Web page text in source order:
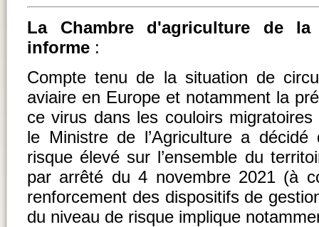
La Chambre d'agriculture de la
informe :
Compte tenu de la situation de
aviaire en Europe et notamment la
ce virus dans les couloirs
le Ministre de l’Agriculture a
risque élevé sur l’ensemble du
par arrêté du 4 novembre 2021 (à
renforcement des dispositifs de
du niveau de risque implique